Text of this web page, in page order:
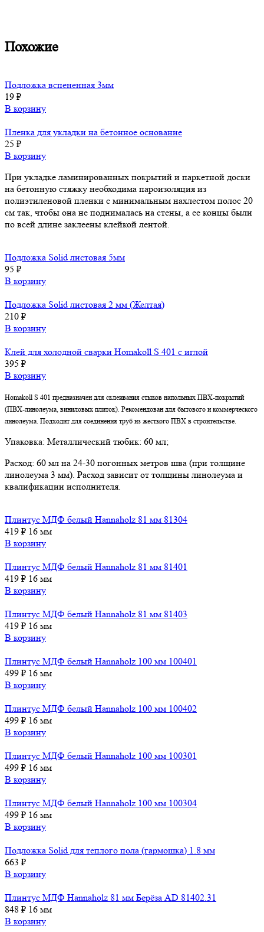
Похожие
Подложка вспененная 3мм
19 ₽
В корзину
Пленка для укладки на бетонное основание
25 ₽
В корзину
При укладке ламинированных покрытий и паркетной доски
на бетонную стяжку необходима пароизоляция из
полиэтиленовой пленки с минимальным нахлестом полос 20
см так, чтобы она не поднималась на стены, а ее концы были
по всей длине заклеены клейкой лентой.
Подложка Solid листовая 5мм
95 ₽
В корзину
Подложка Solid листовая 2 мм (Желтая)
210 ₽
В корзину
Клей для холодной сварки Homakoll S 401 с иглой
395 ₽
В корзину
Homakoll S 401 предназначен для склеивания стыков напольных ПВХ-покрытий
(ПВХ-линолеума, виниловых плиток). Рекомендован для бытового и коммерческого
линолеума. Подходит для соединения труб из жесткого ПВХ в строительстве.
Упаковка: Металлический тюбик: 60 мл;
Расход: 60 мл на 24-30 погонных метров шва (при толщине
линолеума 3 мм). Расход зависит от толщины линолеума и
квалификации исполнителя.
Плинтус МДФ белый Hannaholz 81 мм 81304
419 ₽ 16 мм
В корзину
Плинтус МДФ белый Hannaholz 81 мм 81401
419 ₽ 16 мм
В корзину
Плинтус МДФ белый Hannaholz 81 мм 81403
419 ₽ 16 мм
В корзину
Плинтус МДФ белый Hannaholz 100 мм 100401
499 ₽ 16 мм
В корзину
Плинтус МДФ белый Hannaholz 100 мм 100402
499 ₽ 16 мм
В корзину
Плинтус МДФ белый Hannaholz 100 мм 100301
499 ₽ 16 мм
В корзину
Плинтус МДФ белый Hannaholz 100 мм 100304
499 ₽ 16 мм
В корзину
Подложка Solid для теплого пола (гармошка) 1.8 мм
663 ₽
В корзину
Плинтус МДФ Hannaholz 81 мм Берёза AD 81402.31
848 ₽ 16 мм
В корзину